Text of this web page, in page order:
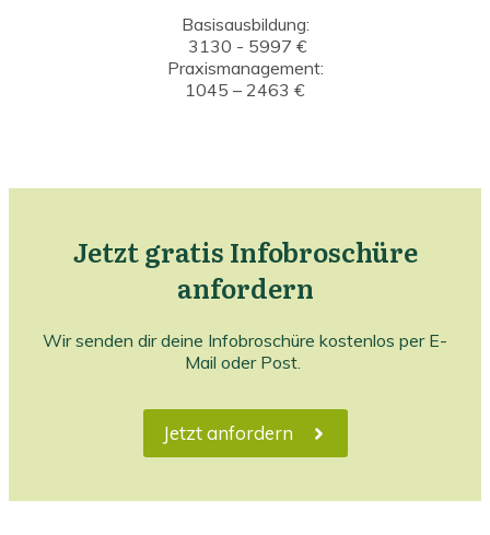
Basisausbildung:
3130 - 5997 €
Praxismanagement:
1045 – 2463 €
Jetzt gratis Infobroschüre
anfordern
Wir senden dir deine Infobroschüre kostenlos per E-
Mail oder Post.
Jetzt anfordern